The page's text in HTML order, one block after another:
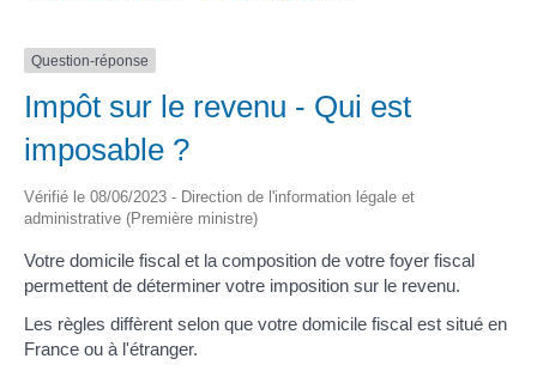
Question-réponse
Impôt sur le revenu - Qui est
imposable ?
Vérifié le 08/06/2023 - Direction de l'information légale et
administrative (Première ministre)
Votre domicile fiscal et la composition de votre foyer fiscal
permettent de déterminer votre imposition sur le revenu.
Les règles diffèrent selon que votre domicile fiscal est situé en
France ou à l'étranger.